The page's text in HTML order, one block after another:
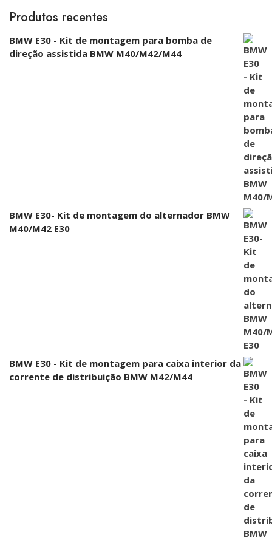
Produtos recentes
BMW E30 - Kit de montagem para bomba de
direção assistida BMW M40/M42/M44
BMW E30- Kit de montagem do alternador BMW
M40/M42 E30
BMW E30 - Kit de montagem para caixa interior da
corrente de distribuição BMW M42/M44